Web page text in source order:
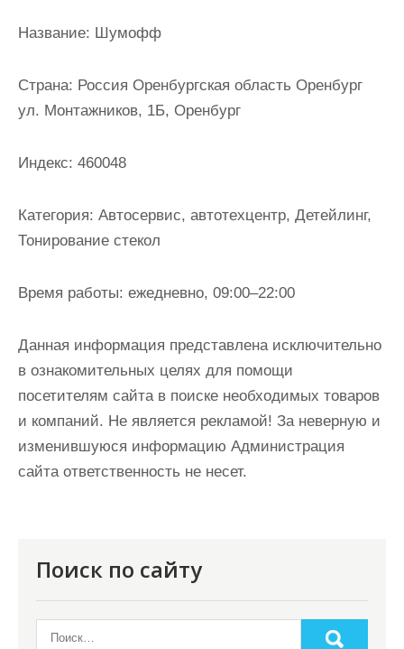
Название: Шумофф
Страна: Россия Оренбургская область Оренбург
ул. Монтажников, 1Б, Оренбург
Индекс: 460048
Категория: Автосервис, автотехцентр, Детейлинг,
Тонирование стекол
Время работы: ежедневно, 09:00–22:00
Данная информация представлена исключительно
в ознакомительных целях для помощи
посетителям сайта в поиске необходимых товаров
и компаний. Не является рекламой! За неверную и
изменившуюся информацию Администрация
сайта ответственность не несет.
Поиск по сайту